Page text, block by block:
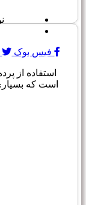
فیس بوک
استفاده از
است که